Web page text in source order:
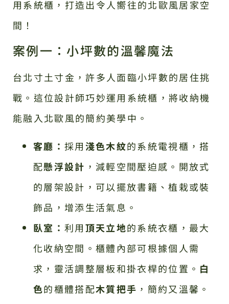
用系統櫃，打造出令人嚮往的北歐風居家空
間！
案例一：小坪數的溫馨魔法
台北寸土寸金，許多人面臨小坪數的居住挑
戰。這位設計師巧妙運用系統櫃，將收納機
能融入北歐風的簡約美學中。
客廳：採用淺色木紋的系統電視櫃，搭
配懸浮設計 ，減輕空間壓迫感。開放式
的層架設計，可以擺放書籍、植栽或裝
飾品，增添生活氣息。
臥室：利用頂天立地的系統衣櫃，最大
化收納空間。櫃體內部可根據個人需
求，靈活調整層板和掛衣桿的位置。 白
色的櫃體搭配木質把手 ，簡約又溫馨。